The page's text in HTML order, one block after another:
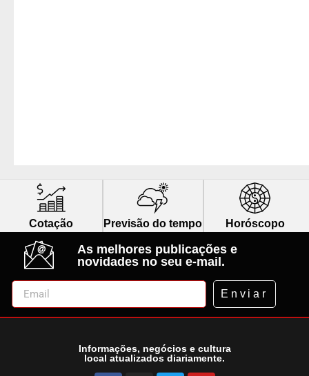
Cotação Previsão do tempo Horóscopo
As melhores publicações e
novidades no seu e-mail.
Enviar
Informações, negócios e cultura
local atualizados diariamente.